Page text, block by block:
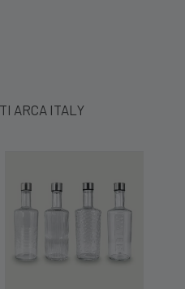
ARCA ITALY